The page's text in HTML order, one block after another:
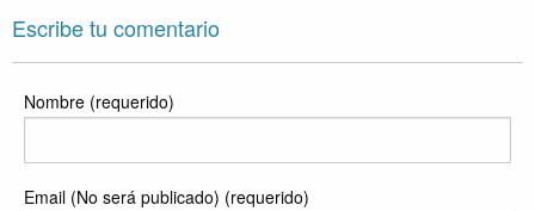
Escribe tu comentario
Nombre (requerido)
Email (No será publicado) (requerido)